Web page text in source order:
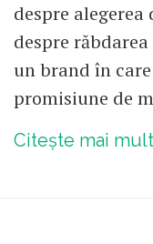
despre
despre
un brand în
promisiune de
Citește mai mult